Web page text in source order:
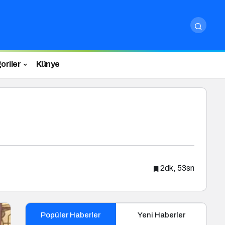
Künye
2dk, 53sn
Popüler Haberler Yeni Haberler